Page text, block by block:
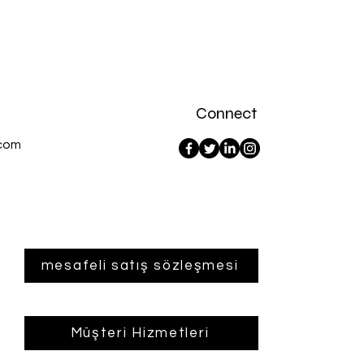
Connect
mesafeli satış sözleşmesi
Müşteri Hizmetleri